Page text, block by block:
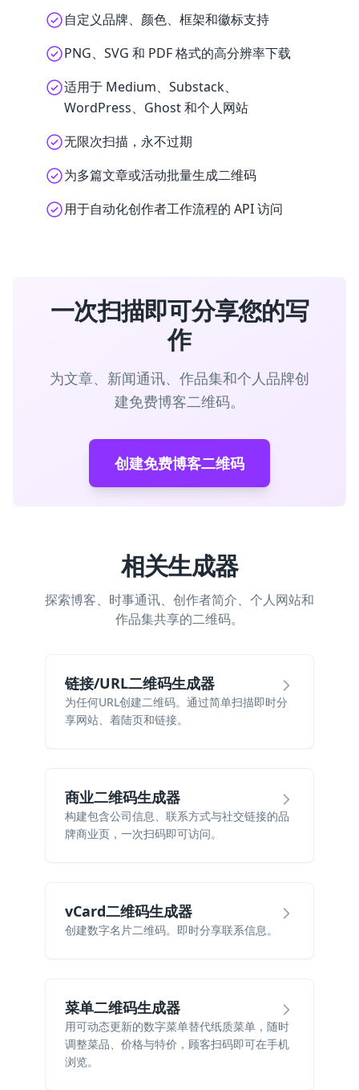
自定义品牌、颜色、框架和徽标支持
PNG、SVG 和 PDF 格式的高分辨率下载
适用于 Medium、Substack、
WordPress、Ghost 和个人网站
无限次扫描，永不过期
为多篇文章或活动批量生成二维码
用于自动化创作者工作流程的 API 访问
一次扫描即可分享您的写
作
为文章、新闻通讯、作品集和个人品牌创
建免费博客二维码。
创建免费博客二维码
相关生成器
探索博客、时事通讯、创作者简介、个人网站和
作品集共享的二维码。
链接/URL二维码生成器
为任何URL创建二维码。通过简单扫描即时分
享网站、着陆页和链接。
商业二维码生成器
构建包含公司信息、联系方式与社交链接的品
牌商业页，一次扫码即可访问。
vCard二维码生成器
创建数字名片二维码。即时分享联系信息。
菜单二维码生成器
用可动态更新的数字菜单替代纸质菜单，随时
调整菜品、价格与特价，顾客扫码即可在手机
浏览。